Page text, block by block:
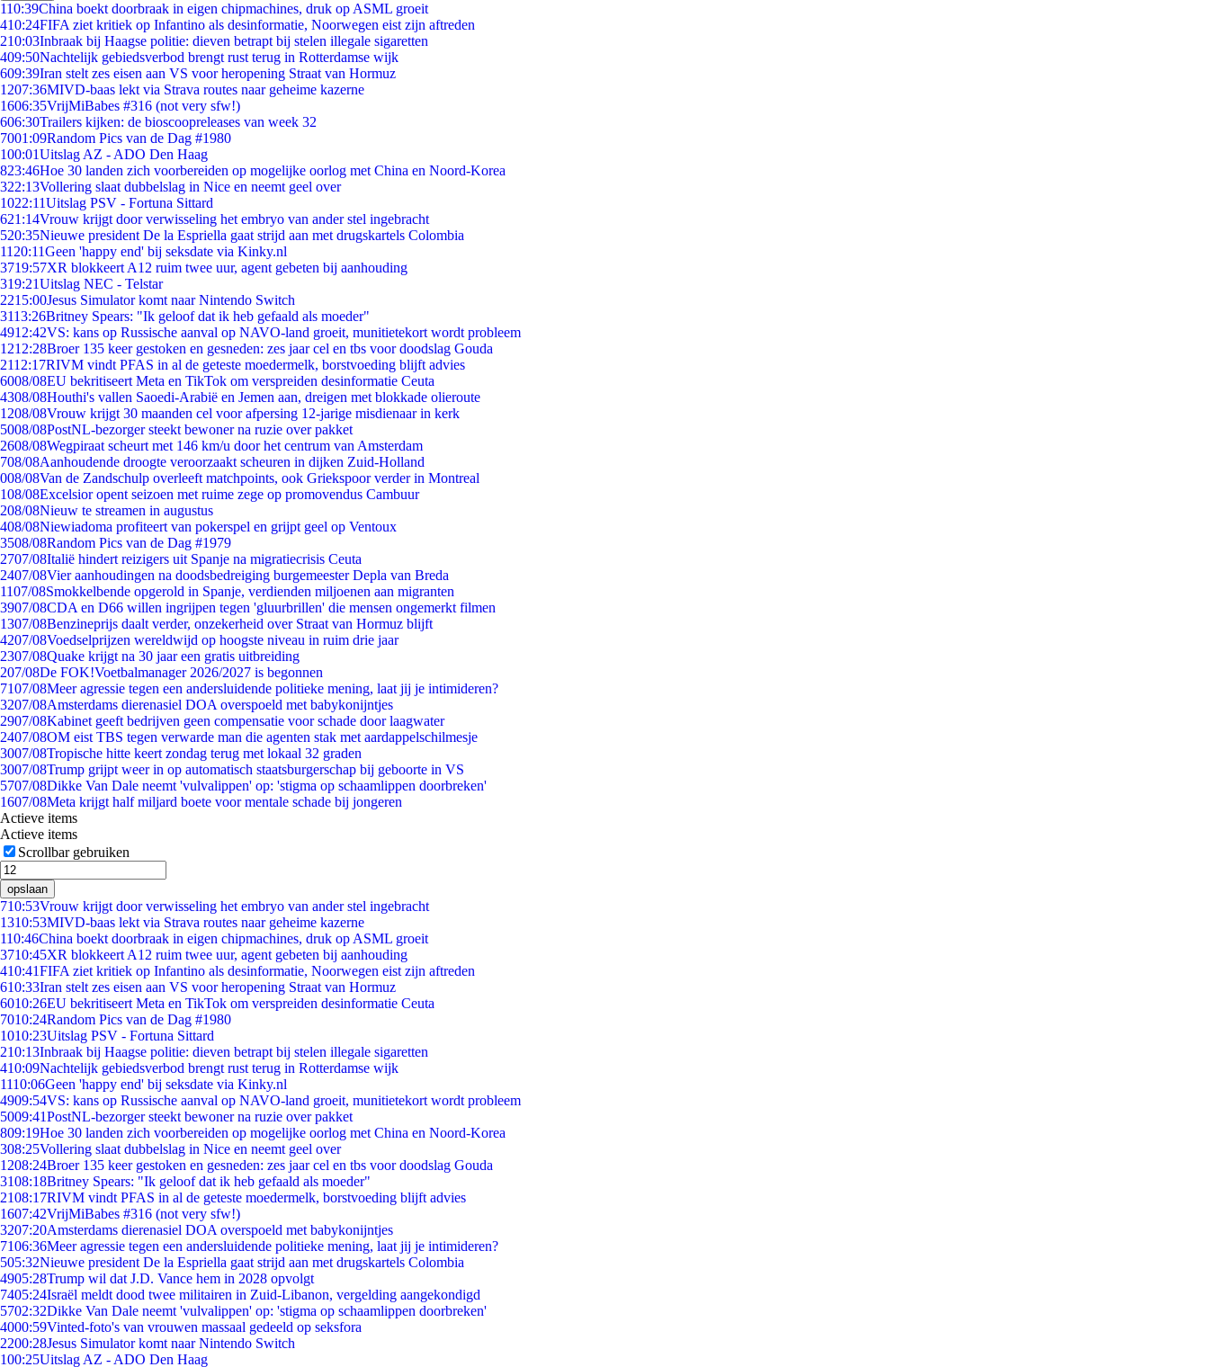
110:39China boekt doorbraak in eigen chipmachines, druk op ASML groeit
410:24FIFA ziet kritiek op Infantino als desinformatie, Noorwegen eist zijn aftreden
210:03Inbraak bij Haagse politie: dieven betrapt bij stelen illegale sigaretten
409:50Nachtelijk gebiedsverbod brengt rust terug in Rotterdamse wijk
609:39Iran stelt zes eisen aan VS voor heropening Straat van Hormuz
1207:36MIVD-baas lekt via Strava routes naar geheime kazerne
1606:35VrijMiBabes #316 (not very sfw!)
606:30Trailers kijken: de bioscoopreleases van week 32
7001:09Random Pics van de Dag #1980
100:01Uitslag AZ - ADO Den Haag
823:46Hoe 30 landen zich voorbereiden op mogelijke oorlog met China en Noord-Korea
322:13Vollering slaat dubbelslag in Nice en neemt geel over
1022:11Uitslag PSV - Fortuna Sittard
621:14Vrouw krijgt door verwisseling het embryo van ander stel ingebracht
520:35Nieuwe president De la Espriella gaat strijd aan met drugskartels Colombia
11 20:11Geen 'happy end' bij seksdate via Kinky.nl
3719:57XR blokkeert A12 ruim twee uur, agent gebeten bij aanhouding
319:21Uitslag NEC - Telstar
2215:00Jesus Simulator komt naar Nintendo Switch
3113:26Britney Spears: "Ik geloof dat ik heb gefaald als moeder"
4912:42VS: kans op Russische aanval op NAVO-land groeit, munitietekort wordt probleem
1212:28Broer 135 keer gestoken en gesneden: zes jaar cel en tbs voor doodslag Gouda
2112:17RIVM vindt PFAS in al de geteste moedermelk, borstvoeding blijft advies
6008/08EU bekritiseert Meta en TikTok om verspreiden desinformatie Ceuta
4308/08Houthi's vallen Saoedi-Arabië en Jemen aan, dreigen met blokkade olieroute
1208/08Vrouw krijgt 30 maanden cel voor afpersing 12-jarige misdienaar in kerk
5008/08PostNL-bezorger steekt bewoner na ruzie over pakket
2608/08Wegpiraat scheurt met 146 km/u door het centrum van Amsterdam
708/08Aanhoudende droogte veroorzaakt scheuren in dijken Zuid-Holland
008/08Van de Zandschulp overleeft matchpoints, ook Griekspoor verder in Montreal
108/08Excelsior opent seizoen met ruime zege op promovendus Cambuur
208/08Nieuw te streamen in augustus
408/08Niewiadoma profiteert van pokerspel en grijpt geel op Ventoux
3508/08Random Pics van de Dag #1979
2707/08Italië hindert reizigers uit Spanje na migratiecrisis Ceuta
2407/08Vier aanhoudingen na doodsbedreiging burgemeester Depla van Breda
1107/08Smokkelbende opgerold in Spanje, verdienden miljoenen aan migranten
3907/08CDA en D66 willen ingrijpen tegen 'gluurbrillen' die mensen ongemerkt filmen
1307/08Benzineprijs daalt verder, onzekerheid over Straat van Hormuz blijft
4207/08Voedselprijzen wereldwijd op hoogste niveau in ruim drie jaar
2307/08Quake krijgt na 30 jaar een gratis uitbreiding
207/08De FOK!Voetbalmanager 2026/2027 is begonnen
7107/08Meer agressie tegen een andersluidende politieke mening, laat jij je intimideren?
3207/08Amsterdams dierenasiel DOA overspoeld met babykonijntjes
2907/08Kabinet geeft bedrijven geen compensatie voor schade door laagwater
2407/08OM eist TBS tegen verwarde man die agenten stak met aardappelschilmesje
3007/08Tropische hitte keert zondag terug met lokaal 32 graden
3007/08Trump grijpt weer in op automatisch staatsburgerschap bij geboorte in VS
5707/08Dikke Van Dale neemt 'vulvalippen' op: 'stigma op schaamlippen doorbreken'
1607/08Meta krijgt half miljard boete voor mentale schade bij jongeren
Actieve items
Actieve items
Scrollbar gebruiken
opslaan
710:53Vrouw krijgt door verwisseling het embryo van ander stel ingebracht
1310:53MIVD-baas lekt via Strava routes naar geheime kazerne
110:46China boekt doorbraak in eigen chipmachines, druk op ASML groeit
3710:45XR blokkeert A12 ruim twee uur, agent gebeten bij aanhouding
410:41FIFA ziet kritiek op Infantino als desinformatie, Noorwegen eist zijn aftreden
610:33Iran stelt zes eisen aan VS voor heropening Straat van Hormuz
6010:26EU bekritiseert Meta en TikTok om verspreiden desinformatie Ceuta
7010:24Random Pics van de Dag #1980
1010:23Uitslag PSV - Fortuna Sittard
210:13Inbraak bij Haagse politie: dieven betrapt bij stelen illegale sigaretten
410:09Nachtelijk gebiedsverbod brengt rust terug in Rotterdamse wijk
1110:06Geen 'happy end' bij seksdate via Kinky.nl
4909:54VS: kans op Russische aanval op NAVO-land groeit, munitietekort wordt probleem
5009:41PostNL-bezorger steekt bewoner na ruzie over pakket
809:19Hoe 30 landen zich voorbereiden op mogelijke oorlog met China en Noord-Korea
308:25Vollering slaat dubbelslag in Nice en neemt geel over
1208:24Broer 135 keer gestoken en gesneden: zes jaar cel en tbs voor doodslag Gouda
3108:18Britney Spears: "Ik geloof dat ik heb gefaald als moeder"
2108:17RIVM vindt PFAS in al de geteste moedermelk, borstvoeding blijft advies
1607:42VrijMiBabes #316 (not very sfw!)
3207:20Amsterdams dierenasiel DOA overspoeld met babykonijntjes
7106:36Meer agressie tegen een andersluidende politieke mening, laat jij je intimideren?
505:32Nieuwe president De la Espriella gaat strijd aan met drugskartels Colombia
4905:28Trump wil dat J.D. Vance hem in 2028 opvolgt
7405:24Israël meldt dood twee militairen in Zuid-Libanon, vergelding aangekondigd
5702:32Dikke Van Dale neemt 'vulvalippen' op: 'stigma op schaamlippen doorbreken'
4000:59Vinted-foto's van vrouwen massaal gedeeld op seksfora
2200:28Jesus Simulator komt naar Nintendo Switch
100:25Uitslag AZ - ADO Den Haag